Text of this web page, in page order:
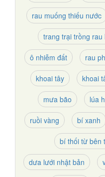
rau muống thiếu nước
trang trại trồng rau
ô nhiễm đất rau
khoai tây khoai
mưa bão lúa
ruồi vàng bí xanh
bí thối từ bên
dưa lưới nhật bản